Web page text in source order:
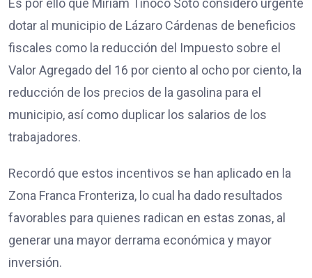
Es por ello que Miriam Tinoco Soto consideró urgente
dotar al municipio de Lázaro Cárdenas de beneficios
fiscales como la reducción del Impuesto sobre el
Valor Agregado del 16 por ciento al ocho por ciento, la
reducción de los precios de la gasolina para el
municipio, así como duplicar los salarios de los
trabajadores.
Recordó que estos incentivos se han aplicado en la
Zona Franca Fronteriza, lo cual ha dado resultados
favorables para quienes radican en estas zonas, al
generar una mayor derrama económica y mayor
inversión.